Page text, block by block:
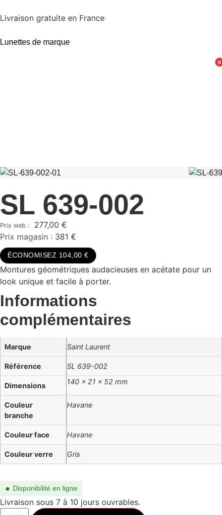
Livraison gratuite en France
Lunettes de marque
0
SL 639-002
277,00 €
Prix magasin : 381 €
ÉCONOMISEZ 104,00 €
Montures géométriques audacieuses en acétate pour un
look unique et facile à porter.
Informations
complémentaires
Référence SL 639-002
Dimensions 140 × 21 × 52 mm
Couleur
branche
Havane
Couleur face Havane
Couleur verre Gris
Marque Saint Laurent
● Disponibilité en ligne
Livraison sous 7 à 10 jours ouvrables.